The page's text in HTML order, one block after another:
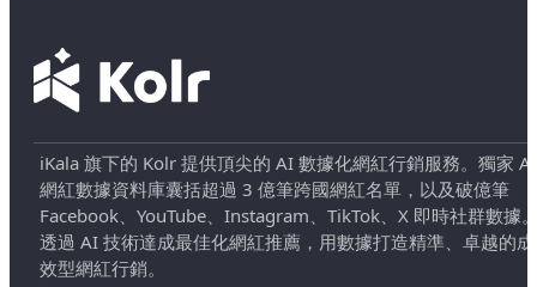
iKala 旗下的 Kolr 提供頂尖的 AI 數據化網紅行銷服務。獨家 AI
網紅數據資料庫囊括超過 3 億筆跨國網紅名單，以及破億筆
Facebook、YouTube、Instagram、TikTok、X 即時社群數據
透過 AI 技術達成最佳化網紅推薦，用數據打造精準、卓越的成
效型網紅行銷。